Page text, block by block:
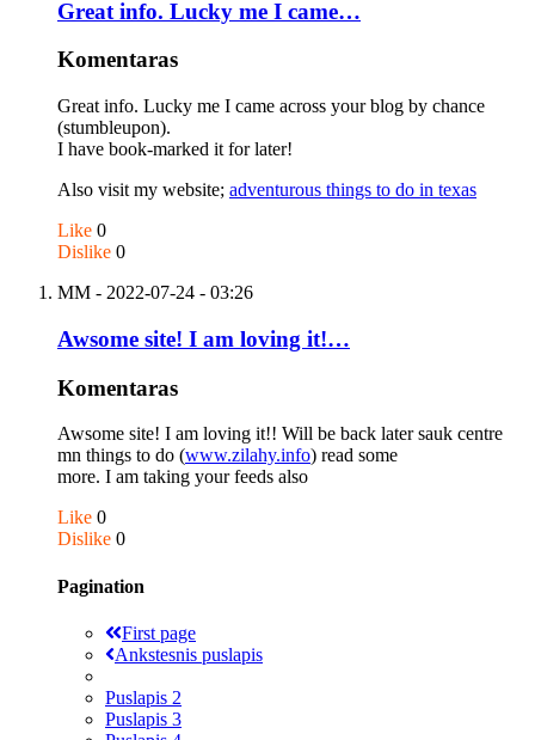
Great info. Lucky me I came…
Komentaras
Great info. Lucky me I came across your blog by chance
(stumbleupon).
I have book-marked it for later!
Also visit my website; adventurous things to do in texas
Like 0
Dislike 0
MM - 2022-07-24 - 03:26
Awsome site! I am loving it!…
Komentaras
Awsome site! I am loving it!! Will be back later sauk centre
mn things to do (www.zilahy.info) read some
more. I am taking your feeds also
Like 0
Dislike 0
Pagination
First page
Ankstesnis puslapis
Puslapis 2
Puslapis 3